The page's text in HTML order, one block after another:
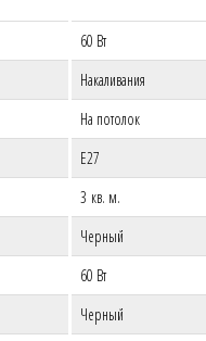
60 Вт
Накаливания
На потолок
E27
3 кв. м.
Черный
60 Вт
Черный